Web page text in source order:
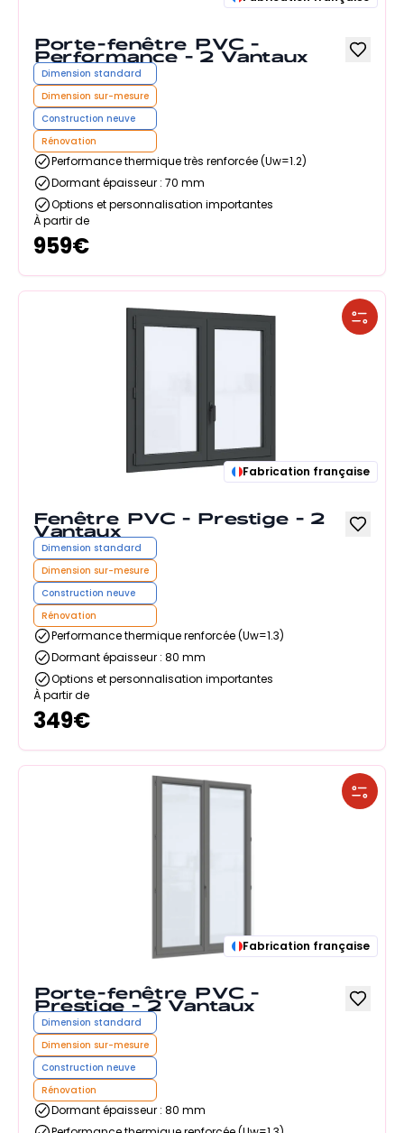
Porte-fenêtre PVC -
Performance - 2 Vantaux
Dimension standard
Dimension sur-mesure
Construction neuve
Rénovation
Performance thermique très renforcée (Uw=1.2)
Dormant épaisseur : 70 mm
Options et personnalisation importantes
À partir de
959€
Fabrication française
Fenêtre PVC - Prestige - 2
Vantaux
Dimension standard
Dimension sur-mesure
Construction neuve
Rénovation
Performance thermique renforcée (Uw=1.3)
Dormant épaisseur : 80 mm
Options et personnalisation importantes
À partir de
349€
Fabrication française
Porte-fenêtre PVC -
Prestige - 2 Vantaux
Dimension standard
Dimension sur-mesure
Construction neuve
Rénovation
Dormant épaisseur : 80 mm